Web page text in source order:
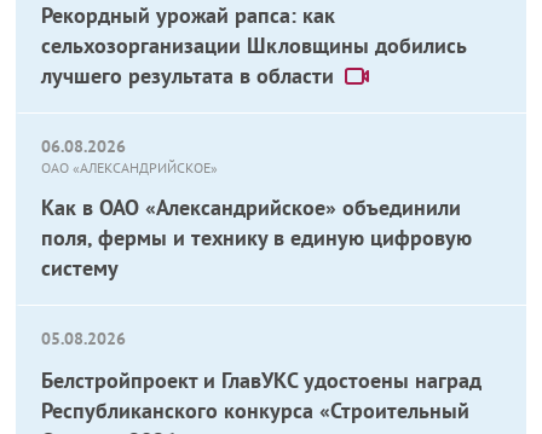
Рекордный урожай рапса: как
сельхозорганизации Шкловщины добились
лучшего результата в области
06.08.2026
ОАО «АЛЕКСАНДРИЙСКОЕ»
Как в ОАО «Александрийское» объединили
поля, фермы и технику в единую цифровую
систему
05.08.2026
Белстройпроект и ГлавУКС удостоены наград
Республиканского конкурса «Строительный